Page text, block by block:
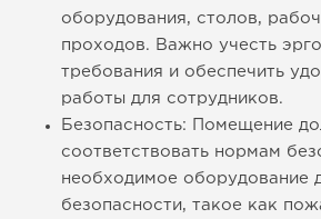
оборудования, столов,
проходов. Важно учесть
требования и обеспечить
работы для сотрудников.
Безопасность: Помещение
соответствовать нормам
необходимое оборудование
безопасности, такое как